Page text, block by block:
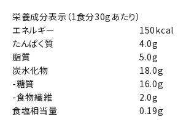
栄養成分表示（1食分30gあたり）
エネルギー
150kcal
たんぱく質
4.0g
脂質
5.0g
炭水化物
-糖質
-食物繊維
18.0g
16.0g
2.0g
食塩相当量
0.19g